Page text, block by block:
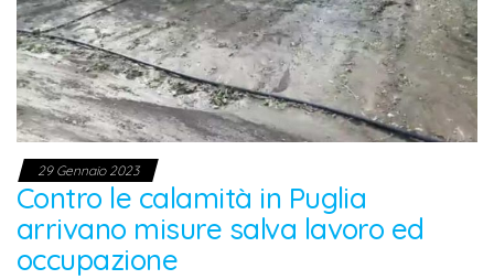
29 Gennaio 2023
Contro le calamità in Puglia
arrivano misure salva lavoro ed
occupazione